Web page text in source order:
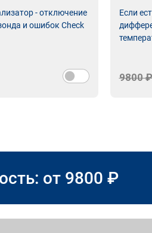
- отключение
и ошибок Check
Если
9800 ₽
от 9800 ₽